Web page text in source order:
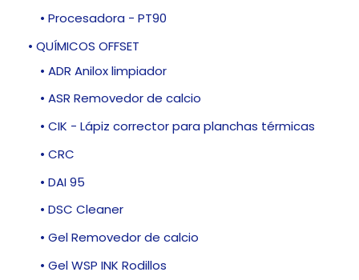
• Procesadora - PT90
• QUÍMICOS OFFSET
• ADR Anilox limpiador
• ASR Removedor de calcio
• CIK - Lápiz corrector para planchas térmicas
• CRC
• DAI 95
• DSC Cleaner
• Gel Removedor de calcio
• Gel WSP INK Rodillos